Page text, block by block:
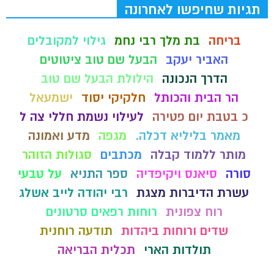
תגיות שחיפשו לאחרונה
בריחה בת מלך רבי נחמ גילוי למקובלים
האביר יעקב
הבעל שם טוב ציטוטים
הדרך הנכונה
הילולת הבעל שם טוב
הר הבית והכותל
חלקיקי יסוד
ישמעאל
כ בטבת יום פטירה
לעילוי נשמת חללי צה ל
מאמר בליליא דכלה.
מגפה
מדע ואמונה
מותר ללמוד קבלה
מכתבים
סגולות הזוהר
סורה
סיאנס ויקיפדיה ספר התניא
על טבעי
עשרת הדיברות מצגת רבי יהודה לייב אשלג
רוח צפונית רוחות רפאים סרטונים
שדים ורוחות ביהדות תודעה רוחנית
תולדות הארי
תכלית הבריאה